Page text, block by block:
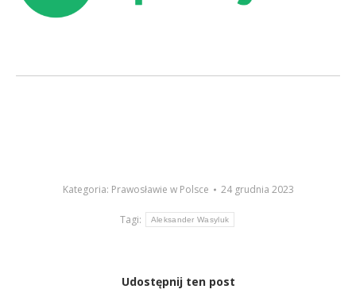
Kategoria: Prawosławie w Polsce 24 grudnia 2023
Tagi: Aleksander Wasyluk
Udostępnij ten post